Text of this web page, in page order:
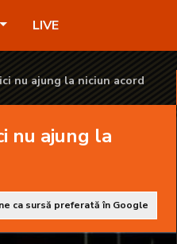
LIVE
nu ajung la niciun acord
nu ajung la
ca sursă preferată în Google